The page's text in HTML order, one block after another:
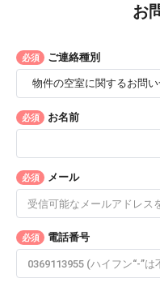
お
必須 ご連絡種別
必須 お名前
必須 メール
必須 電話番号